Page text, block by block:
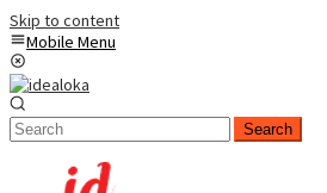
Skip to content
Mobile Menu
Search